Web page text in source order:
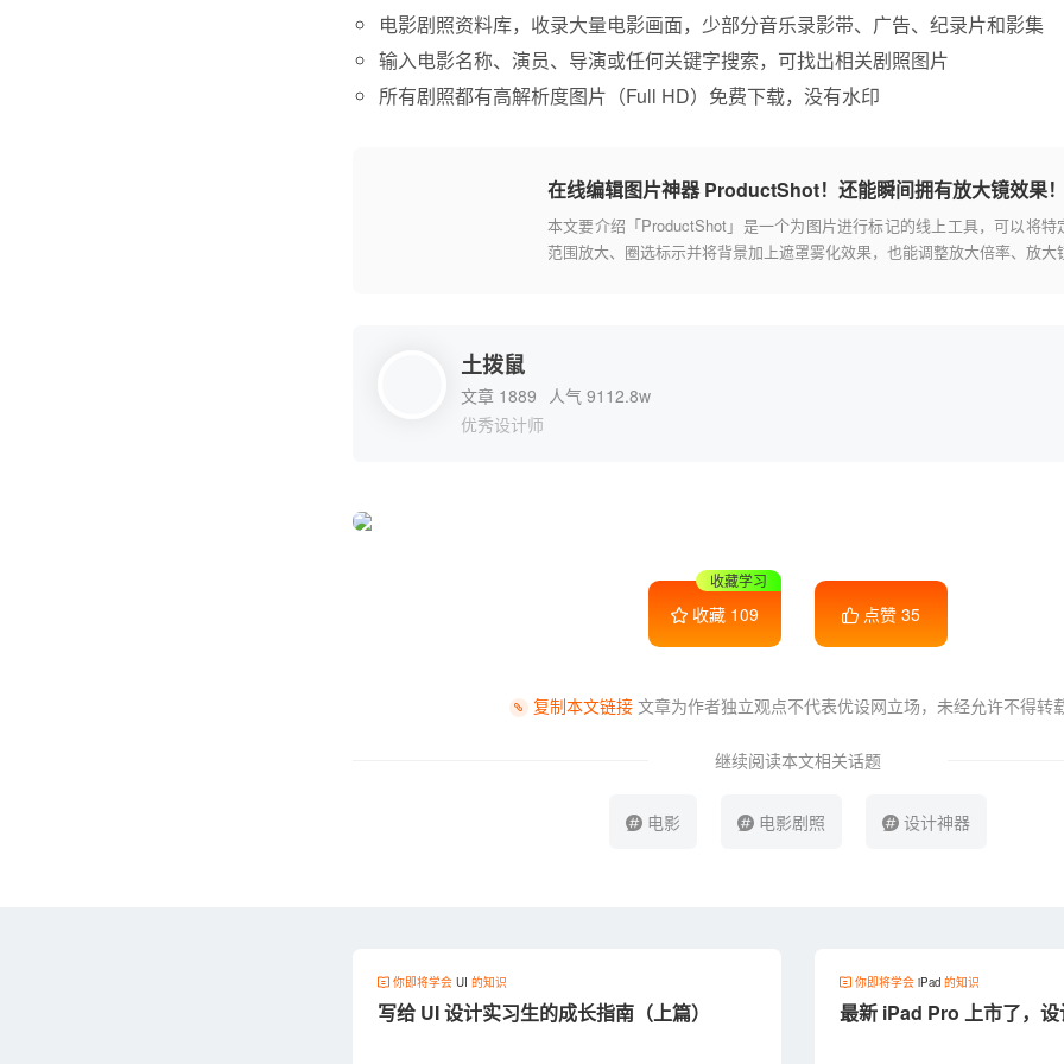
电影剧照资料库，收录大量电影画面，少部分音乐录影带、广告、纪录片和影集
输入电影名称、演员、导演或任何关键字搜索，可找出相关剧照图片
所有剧照都有高解析度图片（Full HD）免费下载，没有水印
在线编辑图片神器 ProductShot！还能瞬间拥有放大镜效果！
本文要介绍「ProductShot」是一个为图片进行标记的线上工具，可以将特
范围放大、圈选标示并将背景加上遮罩雾化效果，也能调整放大倍率、放大
土拨鼠
文章 1889
人气 9112.8w
优秀设计师
收藏 109
收藏学习
点赞 35
复制本文链接 文章为作者独立观点不代表优设网立场， 未经允许不得转
继续阅读本文相关话题
电影 电影剧照 设计神器
你即将学会 UI 的知识
写给 UI 设计实习生的成长指南（上篇）
你即将学会 iPad的知识
最新 iPad Pro 上市了，设